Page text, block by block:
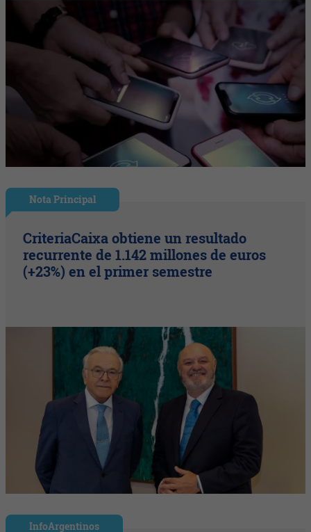
Nota Principal
CriteriaCaixa obtiene un resultado
recurrente de 1.142 millones de euros
(+23%) en el primer semestre
InfoArgentinos